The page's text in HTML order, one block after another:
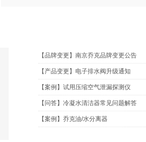
【品牌变更】南京乔克品牌变更公告
【产品变更】电子排水阀升级通知
【案例】试用压缩空气泄漏探测仪
【问答】冷凝水清洁器常见问题解答
【案例】乔克油/水分离器